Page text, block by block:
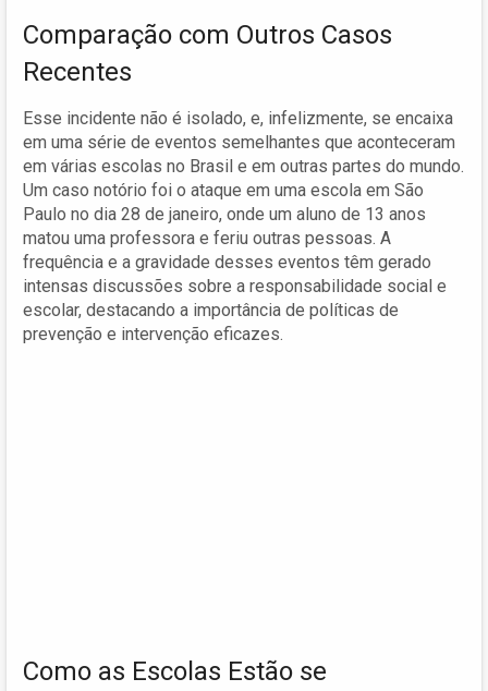
Comparação com Outros Casos
Recentes
Esse incidente não é isolado, e, infelizmente, se encaixa
em uma série de eventos semelhantes que aconteceram
em várias escolas no Brasil e em outras partes do mundo.
Um caso notório foi o ataque em uma escola em São
Paulo no dia 28 de janeiro, onde um aluno de 13 anos
matou uma professora e feriu outras pessoas. A
frequência e a gravidade desses eventos têm gerado
intensas discussões sobre a responsabilidade social e
escolar, destacando a importância de políticas de
prevenção e intervenção eficazes.
Como as Escolas Estão se